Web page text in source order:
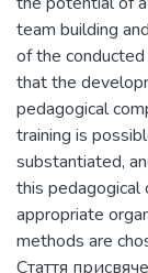
team building
of the
that the
pedagogical
training is
substantiated,
this pedagogical
appropriate
methods are
Стаття